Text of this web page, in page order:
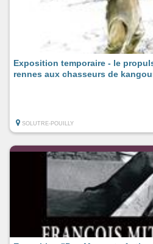
Exposition temporaire - le
rennes aux chasseurs de
SOLUTRE-POUILLY